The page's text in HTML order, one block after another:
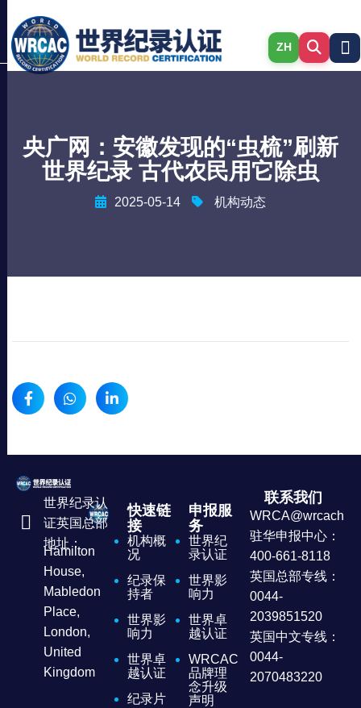
ZH
央广网：安徽发现的“虫梳”刷新
世界纪录 古代农民用它除虫
2025-05-14 机构动态
世界纪录认
证英国总部
地址：
Hamilton
House,
Mabledon
Place,
London,
United
Kingdom
快速链
接
机构概
况
纪录保
持者
世界影
响力
世界卓
越认证
纪录片
申报服
务
世界纪
录认证
世界影
响力
世界卓
越认证
WRCAC
品牌理
念升级
声明
联系我们
驻华申报中心：
400-661-8118
英国总部专线：
0044-
2039851520
英国中文专线：
0044-
2070483220